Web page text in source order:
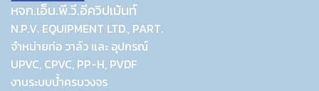
หจก.เอ็น.พี.วี.อีควิปเม้นท์
N.P.V. EQUIPMENT LTD., PART.
จำหน่ายท่อ วาล์ว และ อุปกรณ์
UPVC, CPVC, PP-H, PVDF
งานระบบน้ำครบวงจร